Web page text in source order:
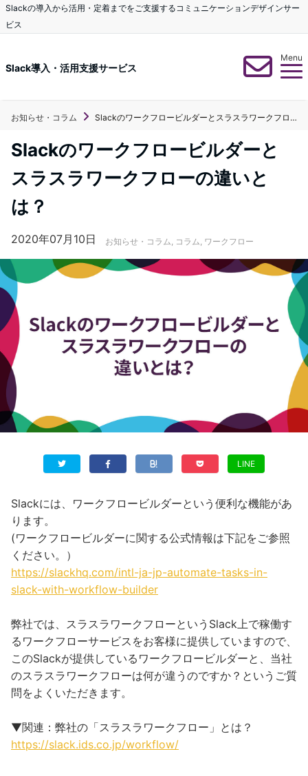
Slackの導入から活用・定着までをご支援するコミュニケーションデザインサー
ビス
Slack導入・活用支援サービス
Menu
お知らせ・コラム Slackのワークフロービルダーとスラスラワークフローの違いとは？
Slackのワークフロービルダーと
スラスラワークフローの違いと
は？
2020年07月10日 お知らせ・コラム, コラム, ワークフロー
LINE
Slackには、ワークフロービルダーという便利な機能があ
ります。
(ワークフロービルダーに関する公式情報は下記をご参照
ください。）
https://slackhq.com/intl-ja-jp-automate-tasks-in-
slack-with-workflow-builder
弊社では、スラスラワークフローというSlack上で稼働す
るワークフローサービスをお客様に提供していますので、
このSlackが提供しているワークフロービルダーと、当社
のスラスラワークフローは何が違うのですか？というご質
問をよくいただきます。
▼関連：弊社の「スラスラワークフロー」とは？
https://slack.ids.co.jp/workflow/